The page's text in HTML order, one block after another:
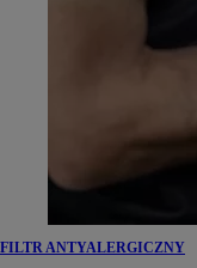
FILTR ANTYALERGICZNY